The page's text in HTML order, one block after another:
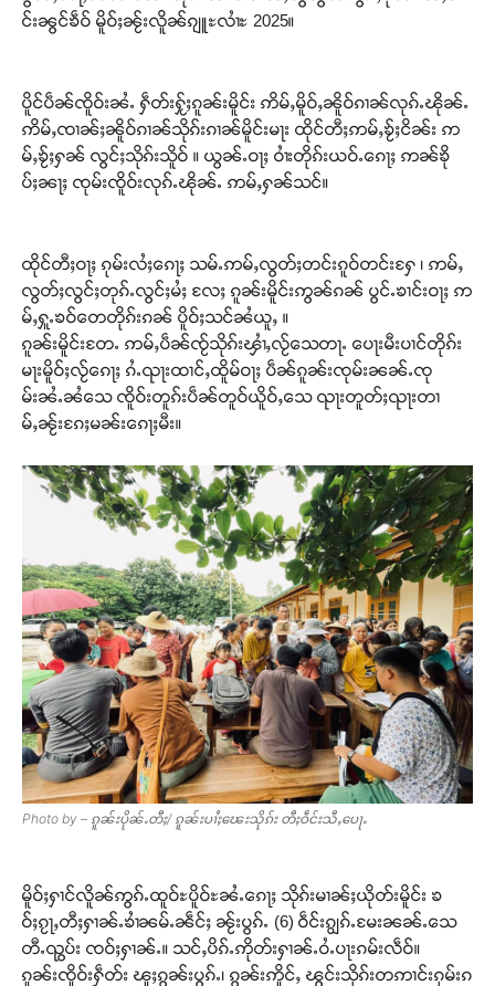
င်းၼွင်ၶဵဝ် မိူဝ်ႈၼႂ်းလိူၼ်ၵျူႊလၢႆႊ 2025။
ပိူင်ပဵၼ်ၸိူဝ်းၼႆႉ ႁဵတ်းႁႂ်ႈၵူၼ်းမိူင်း ဢိမ်ႇမိူဝ်ႇၼိူဝ်ၵၢၼ်လုၵ်ႉၽိုၼ်ႉ
ဢိမ်ႇၸၢၼ်ႈၼိူဝ်ၵၢၼ်သိုၵ်းၵၢၼ်မိူင်းမႃး ထိုင်တီႈဢမ်ႇၶႂ်ႈငိၼ်း ဢ
မ်ႇၶႂ်ႈႁၼ် လွင်ႈသိုၵ်းသိူဝ် ။ ယွၼ်ႉဝႃႈ ဝၢႆးတိုၵ်းယဝ်ႉၵေႃႈ ဢၼ်ၶို
ပ်ႈၼႃႈ ၸုမ်းၸိူဝ်းလုၵ်ႉၽိုၼ်ႉ ဢမ်ႇႁၼ်သင်။
ထိုင်တီႈဝႃႈ ၵုမ်းလႆႈၵေႃႈ သမ်ႉဢမ်ႇလွတ်ႈတင်းၵူဝ်တင်းႁႄ ၊ ဢမ်ႇ
လွတ်ႈလွင်ႈတုၵ်ႉလွင်ႈမႆႈ လႄႈ ၵူၼ်းမိူင်းဢွၼ်ၵၼ် ပွင်ႉၶၢင်းဝႃႈ ဢ
မ်ႇႁူႉၶဝ်တေတိုၵ်းၵၼ် ပိူဝ်ႈသင်ၼႆယူႇ ။
ၵူၼ်းမိူင်းတႄႉ ဢမ်ႇပဵၼ်ၸႂ်သိုၵ်းၾၢႆႇလႂ်သေတႃႉ ပေႃးမီးပၢင်တိုၵ်း
မႃးမိူဝ်ႈလႂ်ၵေႃႈ ၵႆႉၺႃးထၢင်ႇထိူမ်ဝႃႈ ပဵၼ်ၵူၼ်းၸုမ်းၼၼ်ႉၸု
မ်းၼႆႉၼႆသေ ၸိူဝ်းတူၵ်းပဵၼ်တူဝ်ယိူဝ်ႇသေ ၺႃးတူတ်ႈၺႃးတၢ
မ်ႇၼႂ်းၵႄႈမၼ်းၵေႃႈမီး။
Photo by – ၵူၼ်းပိုၼ်ႉတီႈ/ ၵူၼ်းပၢႆႈၽေးသိုၵ်း တီႈဝဵင်းသီႇပေႃႉ
မိူဝ်ႈႁၢင်လိူၼ်ဢွၵ်ႉထူဝ်ႊပိူဝ်ႊၼႆႉၵေႃႈ သိုၵ်းမၢၼ်ႈယိုတ်းမိူင်း ၶ
ဝ်ႈၵႂႃႇတီႈႁၢၼ်ႉၶၢႆၼမ်ႉၼဵင်ႈ ၼႂ်းပွၵ်ႉ (6) ဝဵင်းၵျွၵ်ႉမႄးၼၼ်ႉသေ
တီႉၺွပ်း ၸဝ်ႈႁၢၼ်ႉ။ သင်ႇပိၵ်ႉဢိုတ်းႁၢၼ်ႉဝႆႉပႃးၵမ်းလဵဝ်။
ၵူၼ်းၸိူဝ်းႁဵတ်း ၽူႈၵွၼ်းပွၵ်ႉ၊ ၵွၼ်းဢိူင်ႇ ၽွင်းသိုၵ်းတဢၢင်းၵုမ်းၵ